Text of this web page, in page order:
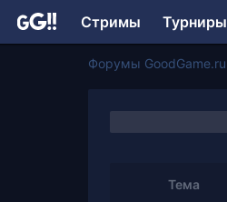
Стримы Турниры
Форумы GoodGame.ru
Тема